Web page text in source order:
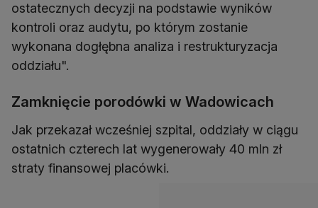
ostatecznych decyzji na podstawie wyników
kontroli oraz audytu, po którym zostanie
wykonana dogłębna analiza i restrukturyzacja
oddziału".
Zamknięcie porodówki w Wadowicach
Jak przekazał wcześniej szpital, oddziały w ciągu
ostatnich czterech lat wygenerowały 40 mln zł
straty finansowej placówki.